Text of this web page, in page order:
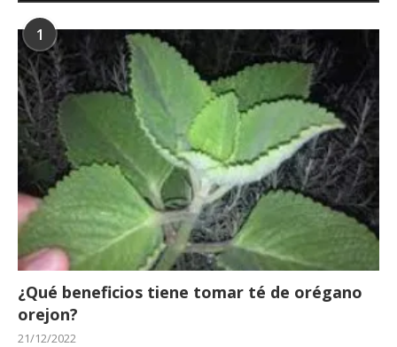
1
¿Qué beneficios tiene tomar té de orégano
orejon?
21/12/2022